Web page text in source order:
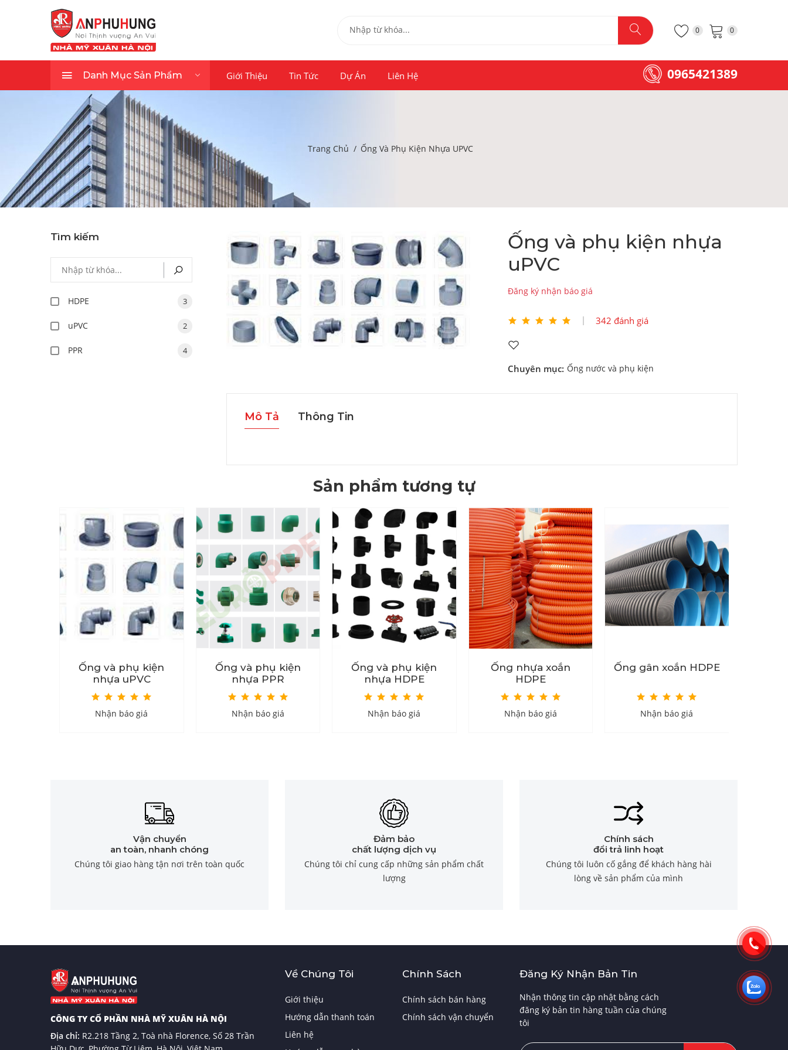
0 0
Danh Mục Sản Phẩm Giới Thiệu Tin Tức Dự Án Liên Hệ 0965421389
Trang Chủ Ống Và Phụ Kiện Nhựa UPVC
Ống và phụ kiện nhựa
uPVC
Đăng ký nhận báo giá
342 đánh giá
Chuyên mục: Ống nước và phụ kiện
Mô Tả Thông Tin
Tìm kiếm
HDPE 3
uPVC 2
PPR 4
Sản phẩm tương tự
Ống và phụ kiện
nhựa uPVC
Nhận báo giá
Ống và phụ kiện
nhựa PPR
Nhận báo giá
Ống và phụ kiện
nhựa HDPE
Nhận báo giá
Ống nhựa xoắn
HDPE
Nhận báo giá
Ống gân xoắn HDPE
Nhận báo giá
Vận chuyển
an toàn, nhanh chóng
Chúng tôi giao hàng tận nơi trên toàn quốc
Đảm bảo
chất lượng dịch vụ
Chúng tôi chỉ cung cấp những sản phẩm chất
lượng
Chính sách
đổi trả linh hoạt
Chúng tôi luôn cố gắng để khách hàng hài
lòng về sản phẩm của mình
CÔNG TY CỔ PHẦN NHÀ MỸ XUÂN HÀ NỘI
Địa chỉ: R2.218 Tầng 2, Toà nhà Florence, Số 28 Trần
Về Chúng Tôi
Giới thiệu
Hướng dẫn thanh toán
Liên hệ
Chính Sách
Chính sách bán hàng
Chính sách vận chuyển
Đăng Ký Nhận Bản Tin
Nhận thông tin cập nhật bằng cách
đăng ký bản tin hàng tuần của chúng
tôi